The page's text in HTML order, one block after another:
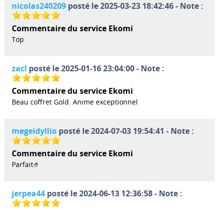
nicolas240209posté le 2025-03-23 18:42:46 - Note :
Commentaire du service Ekomi
Top
zacl posté le 2025-01-16 23:04:00 - Note :
Commentaire du service Ekomi
Beau coffret Gold. Anime exceptionnel
megeidyllioposté le 2024-07-03 19:54:41 - Note :
Commentaire du service Ekomi
Parfait🤌
jerpea44posté le 2024-06-13 12:36:58 - Note :